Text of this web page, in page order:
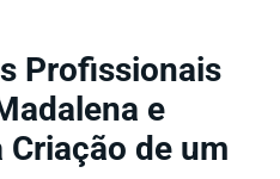
Profissionais
e
Criação de um